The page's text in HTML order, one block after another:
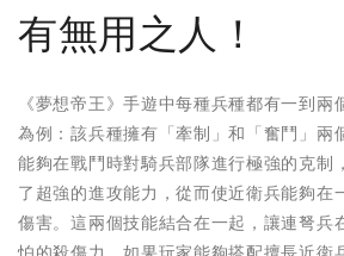
有無用之人！
《夢想帝王》手遊中每種兵種都有一到
為例：該兵種擁有「牽制」和「奮鬥」兩
能夠在戰鬥時對騎兵部隊進行極強的克制
了超強的進攻能力，從而使近衛兵能夠在
傷害。這兩個技能結合在一起，讓連弩兵